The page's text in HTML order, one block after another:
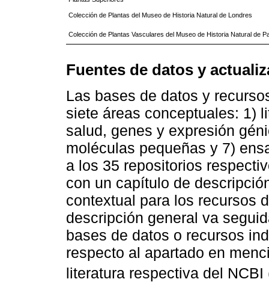
Colección de Plantas del Museo de Historia Natural de Londres
Colección de Plantas Vasculares del Museo de Historia Natural de
Fuentes de datos y
Las bases de datos y
siete áreas conceptuales: 1)
salud, genes y expresión
moléculas pequeñas y 7)
a los 35 repositorios
con un capítulo de
contextual para los recursos
descripción general va
bases de datos o recursos
respecto al apartado en
literatura respectiva del NCBI